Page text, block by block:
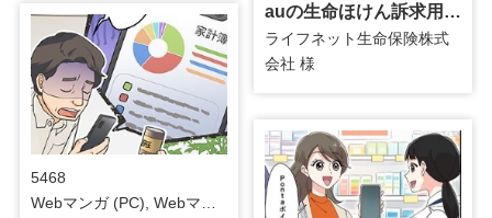
auの生命ほけん訴求用_テーマ③保障内容がシンプル_Webマンガ
ライフネット生命保険株式
会社 様
5468
Webマンガ (PC), Webマンガ-LP用 / 金融・保険